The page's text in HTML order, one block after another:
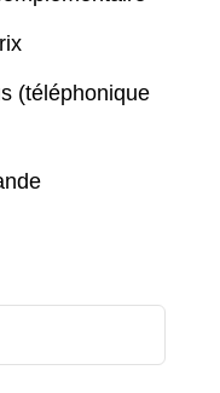
(téléphonique